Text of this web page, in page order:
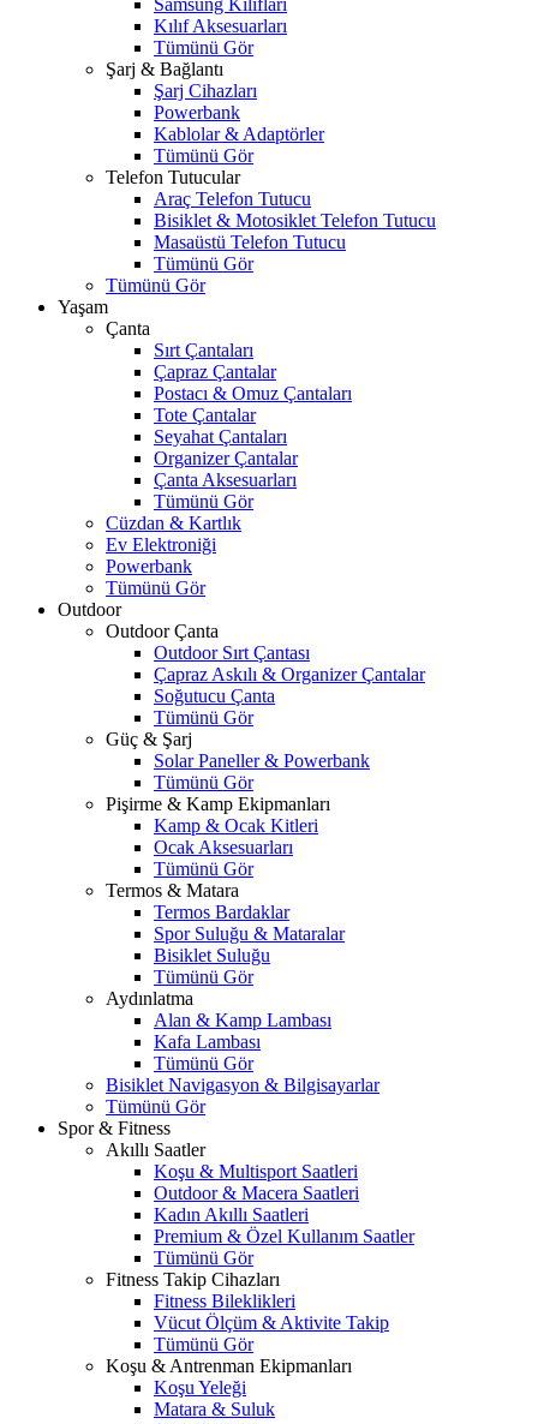
Samsung Kılıfları
Kılıf Aksesuarları
Tümünü Gör
Şarj & Bağlantı
Şarj Cihazları
Powerbank
Kablolar & Adaptörler
Tümünü Gör
Telefon Tutucular
Araç Telefon Tutucu
Bisiklet & Motosiklet Telefon Tutucu
Masaüstü Telefon Tutucu
Tümünü Gör
Tümünü Gör
Yaşam
Çanta
Sırt Çantaları
Çapraz Çantalar
Postacı & Omuz Çantaları
Tote Çantalar
Seyahat Çantaları
Organizer Çantalar
Çanta Aksesuarları
Tümünü Gör
Cüzdan & Kartlık
Ev Elektroniği
Powerbank
Tümünü Gör
Outdoor
Outdoor Çanta
Outdoor Sırt Çantası
Çapraz Askılı & Organizer Çantalar
Soğutucu Çanta
Tümünü Gör
Güç & Şarj
Solar Paneller & Powerbank
Tümünü Gör
Pişirme & Kamp Ekipmanları
Kamp & Ocak Kitleri
Ocak Aksesuarları
Tümünü Gör
Termos & Matara
Termos Bardaklar
Spor Suluğu & Mataralar
Bisiklet Suluğu
Tümünü Gör
Aydınlatma
Alan & Kamp Lambası
Kafa Lambası
Tümünü Gör
Bisiklet Navigasyon & Bilgisayarlar
Tümünü Gör
Spor & Fitness
Akıllı Saatler
Koşu & Multisport Saatleri
Outdoor & Macera Saatleri
Kadın Akıllı Saatleri
Premium & Özel Kullanım Saatler
Tümünü Gör
Fitness Takip Cihazları
Fitness Bileklikleri
Vücut Ölçüm & Aktivite Takip
Tümünü Gör
Koşu & Antrenman Ekipmanları
Koşu Yeleği
Matara & Suluk